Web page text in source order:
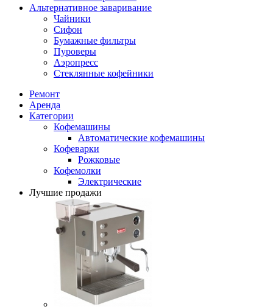
Альтернативное заваривание
Чайники
Сифон
Бумажные фильтры
Пуроверы
Аэропресс
Стеклянные кофейники
Ремонт
Аренда
Категории
Кофемашины
Автоматические кофемашины
Кофеварки
Рожковые
Кофемолки
Электрические
Лучшие продажи